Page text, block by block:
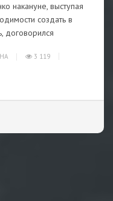
накануне, выступая
создать в
договорился
3 119